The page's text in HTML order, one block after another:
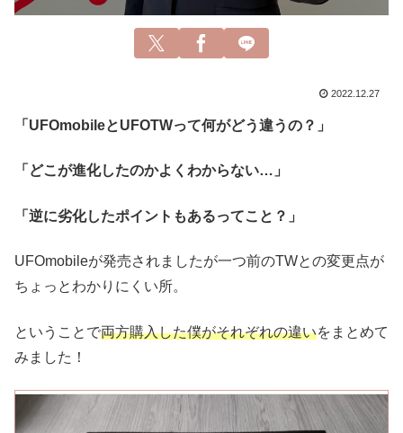
2022.12.27
「UFOmobileとUFOTWって何がどう違うの？」
「どこが進化したのかよくわからない…」
「逆に劣化したポイントもあるってこと？」
UFOmobileが発売されましたが一つ前のTWとの変更点が
ちょっとわかりにくい所。
ということで両方購入した僕がそれぞれの違いをまとめて
みました！